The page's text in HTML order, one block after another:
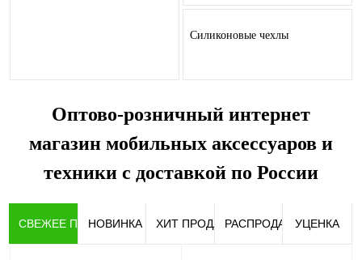
Силиконовые чехлы
Оптово-розничный интернет
магазин мобильных аксессуаров и
техники с доставкой по России
СВЕЖЕЕ ПОСТУПЛЕНИЕ
НОВИНКА ХИТ ПРОДАЖРАСПРОДАЖАУЦЕНКА